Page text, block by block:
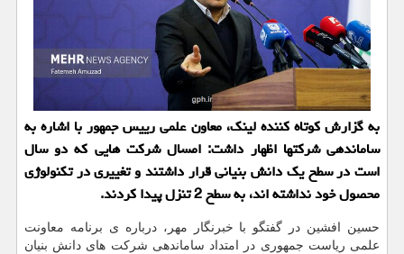
به گزارش کوتاه کننده لینک، معاون علمی رییس جمهور با اشاره به
ساماندهی شرکتها اظهار داشت: امسال شرکت هایی که دو سال
است در سطح یک دانش بنیانی قرار داشتند و تغییری در تکنولوژی
محصول خود نداشته اند، به سطح 2 تنزل پیدا کردند.
حسین افشین در گفتگو با خبرنگار مهر، درباره ی برنامه معاونت
علمی ریاست جمهوری در امتداد ساماندهی شرکت های دانش بنیان